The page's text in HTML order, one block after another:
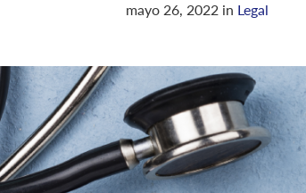
mayo 26, 2022 in Legal